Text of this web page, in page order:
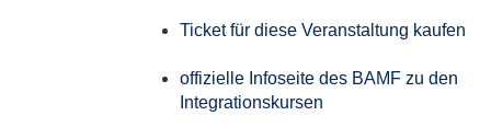
Ticket für diese Veranstaltung kaufen
offizielle Infoseite des BAMF zu den
Integrationskursen